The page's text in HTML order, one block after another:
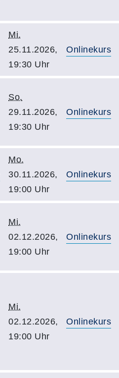
Mi.
25.11.2026,
19:30 Uhr
Onlinekurs
So.
29.11.2026,
19:30 Uhr
Onlinekurs
Mo.
30.11.2026,
19:00 Uhr
Onlinekurs
Mi.
02.12.2026,
19:00 Uhr
Onlinekurs
Mi.
02.12.2026,
19:00 Uhr
Onlinekurs